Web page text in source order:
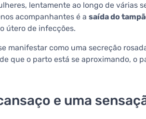
lentamente ao longo de várias
acompanhantes é a saída do
útero de infecções.
manifestar como uma secreção
que o parto está se aproximando, o
e uma